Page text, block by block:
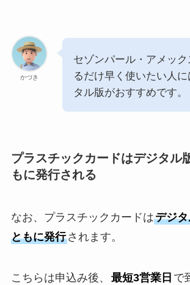
かづき
セゾンパール・アメック
るだけ早く使いたい人
タル版がおすすめです。
プラスチックカードはデジタル
もに発行される
なお、プラスチックカードはデジ
ともに発行されます。
こちらは申込み後、 最短3営業日 で